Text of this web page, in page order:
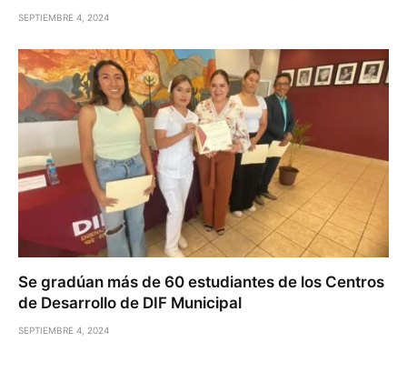
SEPTIEMBRE 4, 2024
Se gradúan más de 60 estudiantes de los Centros
de Desarrollo de DIF Municipal
SEPTIEMBRE 4, 2024